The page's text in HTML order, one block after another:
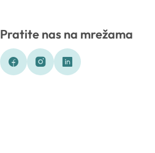
Pratite nas na mrežama